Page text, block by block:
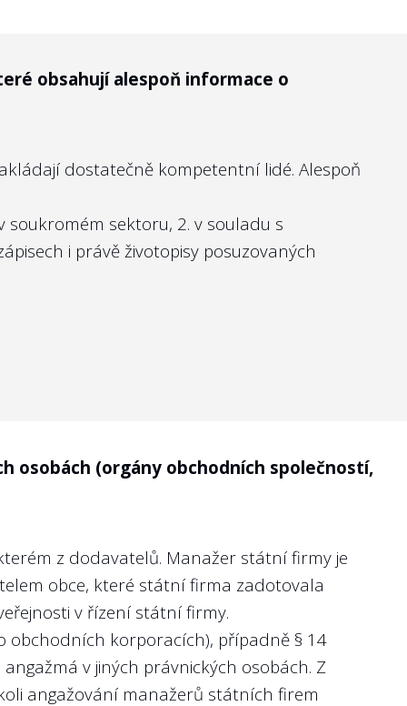
státních firem, pak neexistuje
webových stránkách firmy. Ostatně
takto transparentní vůči svým
lze hodnotit výkon managementu státní
managementu, protože státní firmy naplňují
měřitelné a ambiciózní cíle, aby byl veřejný
obsahují alespoň informace o
dostatečně kompetentní lidé. Alespoň
sektoru, 2. v souladu s
i právě životopisy posuzovaných
osobách (orgány obchodních společností,
z dodavatelů. Manažer státní firmy je
obce, které státní firma zadotovala
v řízení státní firmy.
obchodních korporacích), případně§ 14
v jiných právnických osobách. Z
angažování manažerů státních firem